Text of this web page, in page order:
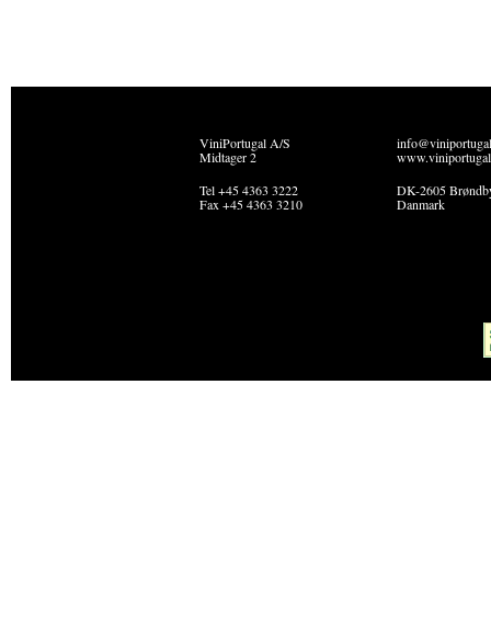
ViniPortugal A/S
Midtager 2
Tel +45 4363 3222
Fax +45 4363 3210
DK-2605
Danmark